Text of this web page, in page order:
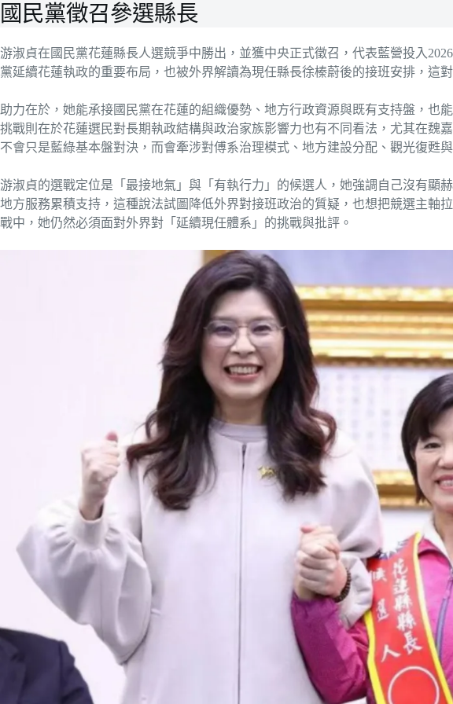
國民黨徵召參選縣長
游淑貞在國民黨花蓮縣長人選競爭中勝出，並獲中央正式徵召，代表藍營投入
黨延續花蓮執政的重要布局，也被外界解讀為現任縣長徐榛蔚後的接班安排，這
助力在於，她能承接國民黨在花蓮的組織優勢、地方行政資源與既有支持盤，也
挑戰則在於花蓮選民對長期執政結構與政治家族影響力也有不同看法，尤其在魏
不會只是藍綠基本盤對決，而會牽涉對傅系治理模式、地方建設分配、觀光復甦
游淑貞的選戰定位是「最接地氣」與「有執行力」的候選人，她強調自己沒有顯
地方服務累積支持，這種說法試圖降低外界對接班政治的質疑，也想把競選主軸
戰中，她仍然必須面對外界對「延續現任體系」的挑戰與批評。